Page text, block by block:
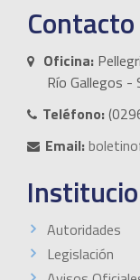
Contacto
Oficina:
Río Gallegos -
Teléfono:
Email:
Autoridades
Legislación